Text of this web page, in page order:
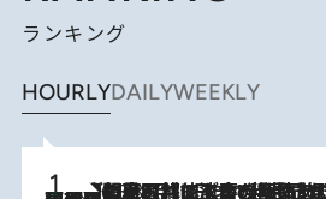
ランキング
HOURLYDAILYWEEKLY
2026.8.8
「最後に見られてよかった」上野動物園の東園パンダ舎が解体前に特別公開。8月16日まで延長されたパネル展と共に辿る“半世紀”のパンダ飼育《解体工事の図面あり》